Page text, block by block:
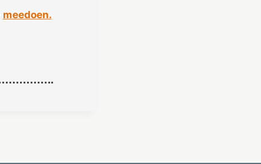
meedoen.